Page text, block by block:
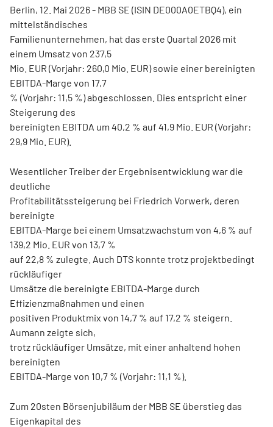
Berlin, 12. Mai 2026 - MBB SE (ISIN DE000A0ETBQ4), ein
mittelständisches
Familienunternehmen, hat das erste Quartal 2026 mit
einem Umsatz von 237,5
Mio. EUR (Vorjahr: 260,0 Mio. EUR) sowie einer bereinigten
EBITDA-Marge von 17,7
% (Vorjahr: 11,5 %) abgeschlossen. Dies entspricht einer
Steigerung des
bereinigten EBITDA um 40,2 % auf 41,9 Mio. EUR (Vorjahr:
29,9 Mio. EUR).
Wesentlicher Treiber der Ergebnisentwicklung war die
deutliche
Profitabilitätssteigerung bei Friedrich Vorwerk, deren
bereinigte
EBITDA-Marge bei einem Umsatzwachstum von 4,6 % auf
139,2 Mio. EUR von 13,7 %
auf 22,8 % zulegte. Auch DTS konnte trotz projektbedingt
rückläufiger
Umsätze die bereinigte EBITDA-Marge durch
Effizienzmaßnahmen und einen
positiven Produktmix von 14,7 % auf 17,2 % steigern.
Aumann zeigte sich,
trotz rückläufiger Umsätze, mit einer anhaltend hohen
bereinigten
EBITDA-Marge von 10,7 % (Vorjahr: 11,1 %).
Zum 20sten Börsenjubiläum der MBB SE überstieg das
Eigenkapital des